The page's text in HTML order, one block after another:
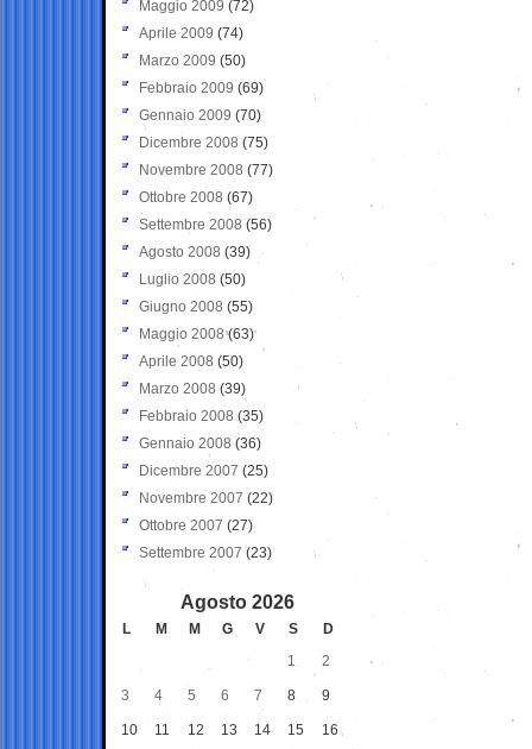
Maggio 2009 (72)
Aprile 2009 (74)
Marzo 2009 (50)
Febbraio 2009 (69)
Gennaio 2009 (70)
Dicembre 2008 (75)
Novembre 2008 (77)
Ottobre 2008 (67)
Settembre 2008 (56)
Agosto 2008 (39)
Luglio 2008 (50)
Giugno 2008 (55)
Maggio 2008(63)
Aprile 2008 (50)
Marzo 2008 (39)
Febbraio 2008 (35)
Gennaio 2008 (36)
Dicembre 2007 (25)
Novembre 2007 (22)
Ottobre 2007 (27)
Settembre 2007 (23)
Agosto 2026
L M M G V S
D
1
2
3 4 5 6 7 8 9
10 11 12 13 14 15 16